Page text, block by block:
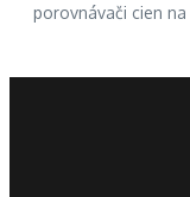
porovnávači cien na